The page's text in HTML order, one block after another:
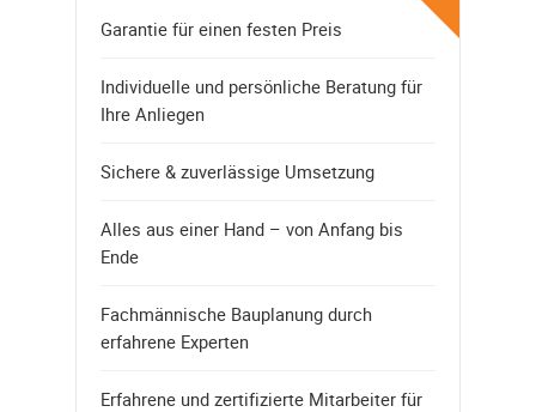
Garantie für einen festen Preis
Individuelle und persönliche Beratung für
Ihre Anliegen
Sichere & zuverlässige Umsetzung
Alles aus einer Hand – von Anfang bis
Ende
Fachmännische Bauplanung durch
erfahrene Experten
Erfahrene und zertifizierte Mitarbeiter für